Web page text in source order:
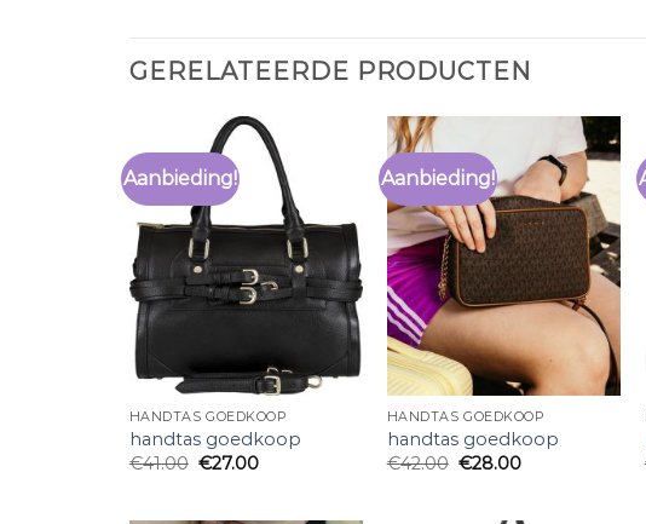
GERELATEERDE PRODUCTEN
Aanbieding!
HANDTAS GOEDKOOP
handtas goedkoop
€41.00 €27.00
Aanbieding!
HANDTAS GOEDKOOP
handtas goedkoop
€42.00 €28.00